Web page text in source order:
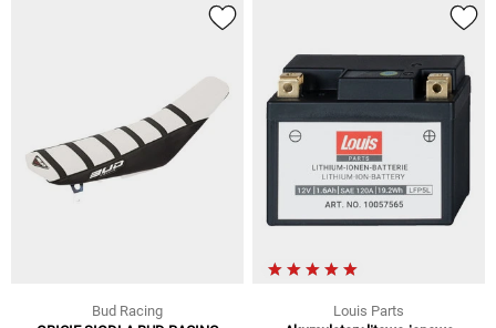
Bud Racing
Louis Parts